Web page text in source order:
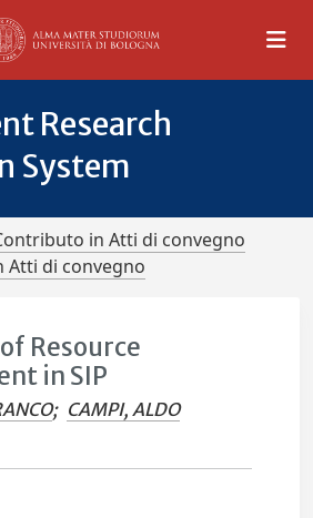
Research
System
in Atti di convegno
Atti di convegno
Resource
in SIP
; CAMPI, ALDO